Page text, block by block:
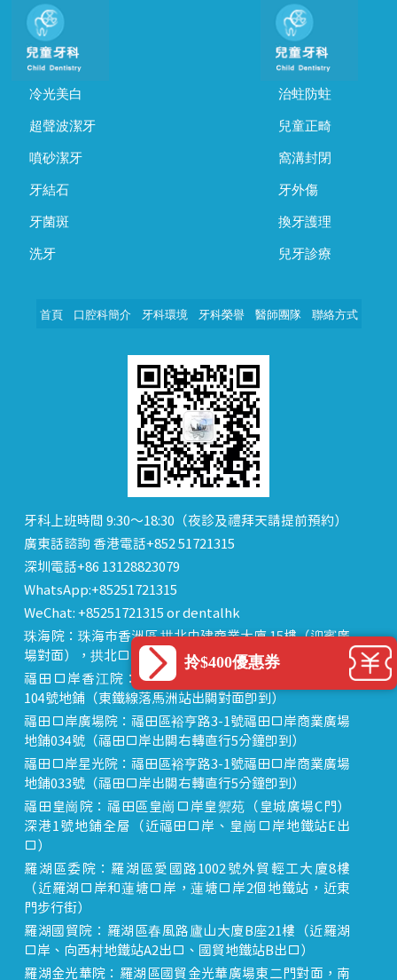
冷光美白
超聲波潔牙
噴砂潔牙
牙結石
牙菌斑
洗牙
治蛀防蛀
兒童正畸
窩溝封閉
牙外傷
換牙護理
兒牙診療
首頁 口腔科簡介 牙科環境 牙科榮譽 醫師團隊 聯絡方式
牙科上班時間 9:30～18:30（夜診及禮拜天請提前預約）
廣東話諮詢 香港電話+852 51721315
深圳電話+86 13128823079
WhatsApp:+85251721315
WeChat: +85251721315 or dentalhk
珠海院：珠海市香洲區 拱北中建商業大廈 15樓（迎賓廣
場對面），拱北口岸步行8分鐘直達
福田口岸香江院：福田區福田口岸正對面，海悅華城
104號地鋪（東鐵線落馬洲站出關對面即到）
福田口岸廣場院：福田區裕亨路3-1號福田口岸商業廣場
地鋪034號（福田口岸出關右轉直行5分鐘即到）
福田口岸星光院：福田區裕亨路3-1號福田口岸商業廣場
地鋪033號（福田口岸出關右轉直行5分鐘即到）
福田皇崗院：福田區皇崗口岸皇禦苑（皇城廣場C門）
深港1號地鋪全層（近福田口岸、皇崗口岸地鐵站E出
口）
羅湖區委院：羅湖區愛國路1002號外貿輕工大廈8樓
（近羅湖口岸和蓮塘口岸，蓮塘口岸2個地鐵站，近東
門步行街）
羅湖國貿院：羅湖區春風路廬山大廈B座21樓（近羅湖
口岸、向西村地鐵站A2出口、國貿地鐵站B出口）
羅湖金光華院：羅湖區國貿金光華廣場東二門對面，南
拎$400優惠券